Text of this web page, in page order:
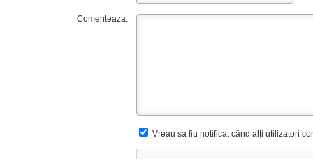
Comenteaza:
Vreau sa fiu notificat când alți utilizatori